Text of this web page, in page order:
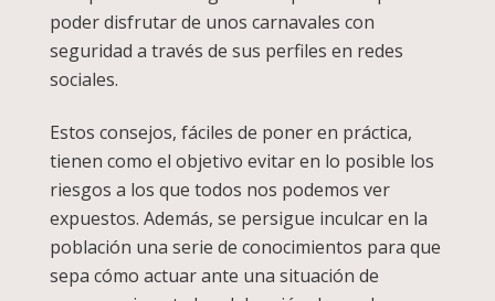
poder disfrutar de unos carnavales con
seguridad a través de sus perfiles en redes
sociales.
Estos consejos, fáciles de poner en práctica,
tienen como el objetivo evitar en lo posible los
riesgos a los que todos nos podemos ver
expuestos. Además, se persigue inculcar en la
población una serie de conocimientos para que
sepa cómo actuar ante una situación de